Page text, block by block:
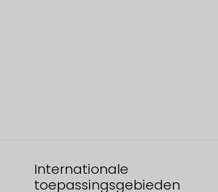
Internationale
toepassingsgebieden